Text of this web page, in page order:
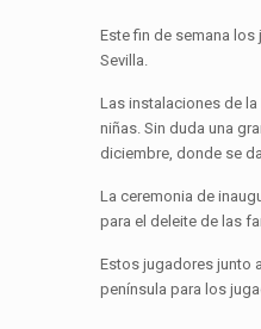
Este fin de semana
Sevilla.
Las instalaciones de
niñas. Sin duda una
diciembre, donde se
La ceremonia de
para el deleite de las
Estos jugadores junto
península para los